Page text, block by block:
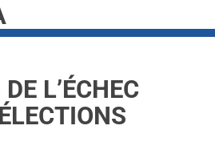
L’ÉCHEC